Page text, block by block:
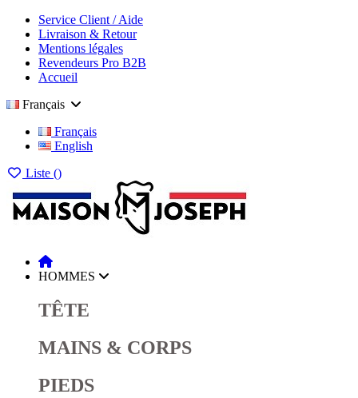
Service Client / Aide
Livraison & Retour
Mentions légales
Revendeurs Pro B2B
Accueil
Français
Français
English
Liste ()
HOMMES
TÊTE
MAINS & CORPS
PIEDS